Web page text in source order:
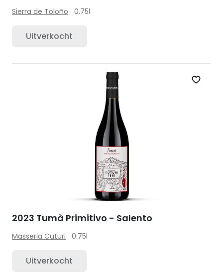
Sierra de Toloño 0.75l
Uitverkocht
Zet
2023 Tumà Primitivo - Salento
Masseria Cuturi 0.75l
Uitverkocht